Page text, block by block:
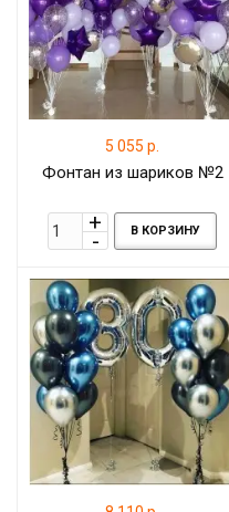
5 055 р.
Фонтан из шариков №2
В КОРЗИНУ